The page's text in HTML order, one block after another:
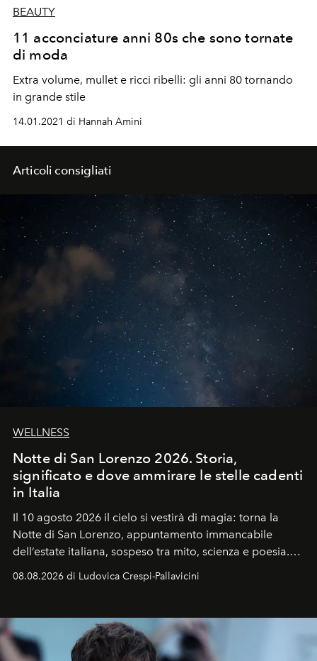
BEAUTY
11 acconciature anni 80s che sono tornate
di moda
Extra volume, mullet e ricci ribelli: gli anni 80 tornando
in grande stile
14.01.2021 di Hannah Amini
Articoli consigliati
WELLNESS
Notte di San Lorenzo 2026. Storia,
significato e dove ammirare le stelle cadenti
in Italia
Il 10 agosto 2026 il cielo si vestirà di magia: torna la
Notte di San Lorenzo, appuntamento immancabile
dell’estate italiana, sospeso tra mito, scienza e poesia.
Sarà il momento in cui gli occhi si alzano verso la volta
celeste per seguire il passaggio delle
all’universo i desideri più segreti
08.08.2026 di Ludovica Crespi-Pallavicini